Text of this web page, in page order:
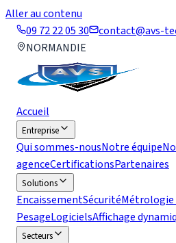
Aller au contenu
09 72 22 05 30
contact@avs-
NORMANDIE
Accueil
Entreprise
Qui sommes-nousNotre équipe
agenceCertificationsPartenaires
Solutions
EncaissementSécuritéMétrologie
PesageLogicielsAffichage
Secteurs